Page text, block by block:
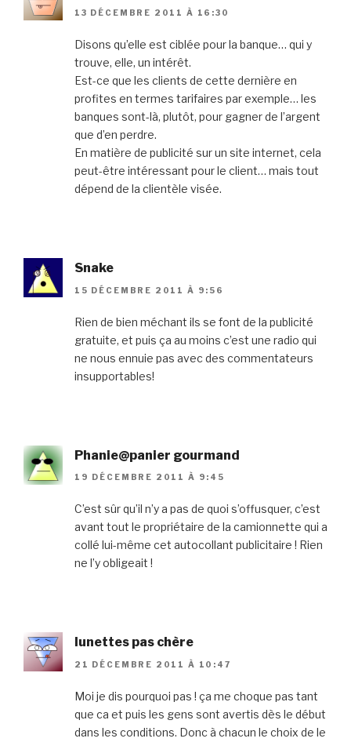
13 DÉCEMBRE 2011 À 16:30
Disons qu’elle est ciblée pour la banque… qui y
trouve, elle, un intérêt.
Est-ce que les clients de cette dernière en
profites en termes tarifaires par exemple… les
banques sont-là, plutôt, pour gagner de l’argent
que d’en perdre.
En matière de publicité sur un site internet, cela
peut-être intéressant pour le client… mais tout
dépend de la clientèle visée.
Snake
15 DÉCEMBRE 2011 À 9:56
Rien de bien méchant ils se font de la publicité
gratuite, et puis ça au moins c’est une radio qui
ne nous ennuie pas avec des commentateurs
insupportables!
Phanie@panier gourmand
19 DÉCEMBRE 2011 À 9:45
C’est sûr qu’il n’y a pas de quoi s’offusquer, c’est
avant tout le propriétaire de la camionnette qui a
collé lui-même cet autocollant publicitaire ! Rien
ne l’y obligeait !
lunettes pas chère
21 DÉCEMBRE 2011 À 10:47
Moi je dis pourquoi pas ! ça me choque pas tant
que ca et puis les gens sont avertis dès le début
dans les conditions. Donc à chacun le choix de le